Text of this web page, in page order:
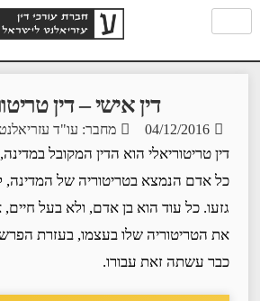
דין אישי – דין
04/12/2016 מחבר: עו"ד
דין טריטוריאלי הוא הדין המקובל
כל אדם הנמצא בטריטוריה של המדינה,
גזעו. כל עוד הוא בן אדם, ולא בעל חיים,
את הטריטוריה שלו בעצמו, בעזרת
כבר עשתה זאת עבורו.